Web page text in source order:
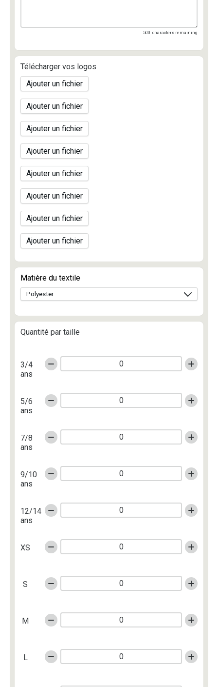
500 characters remaining
Télécharger vos logos
Ajouter un fichier
Ajouter un fichier
Ajouter un fichier
Ajouter un fichier
Ajouter un fichier
Ajouter un fichier
Ajouter un fichier
Ajouter un fichier
Matière du textile
Quantité par taille
3/4
ans
5/6
ans
7/8
ans
9/10
ans
12/14
ans
XS
S
M
L